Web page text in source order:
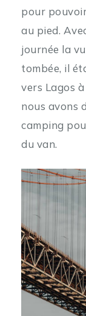
pour
au pied.
journée la
tombée, il
vers Lagos
nous avons
camping
du van.